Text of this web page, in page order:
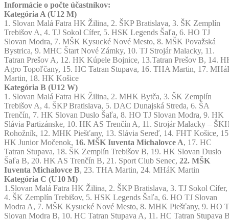
Informácie o počte účastníkov:
Kategória A (U12 M)
1. Slovan Malá Fatra HK Žilina, 2. ŠKP Bratislava, 3. ŠK Zemplín
Trebišov A, 4. TJ Sokol Cífer, 5. HSK Legends Šaľa, 6. HO TJ
Slovan Modra, 7. MŠK Kysucké Nové Mesto, 8. MŠK Považská
Bystrica, 9. MHC Štart Nové Zámky, 10. TJ Strojár Malacky, 11.
Tatran Prešov A, 12. HK Kúpele Bojnice, 13.Tatran Prešov B, 14.
Agro Topoľčany, 15. HC Tatran Stupava, 16. THA Martin, 17.
Martin, 18. HK Košice
Kategória B (U12 W)
1. Slovan Malá Fatra HK Žilina, 2. MHK Bytča, 3. ŠK Zemplín
Trebišov A, 4. ŠKP Bratislava, 5. DAC Dunajská Streda, 6. ŠA
Trenčín, 7. HK Slovan Duslo Šaľa, 8. HO TJ Slovan Modra, 9. HK
Slávia Partizánske, 10. HK AS Trenčín A, 11. Strojár Malacky –
Rohožník, 12. MHK Piešťany, 13. Slávia Sereď, 14. FHT Košice,
HK Junior Močenok, 16. MŠK Iuventa Michalovce A, 17. HC
Tatran Stupava, 18. ŠK Zemplín Trebišov B, 19. HK Slovan Duslo
Šaľa B, 20. HK AS Trenčín B, 21. Sport Club Senec, 22. MŠK
Iuventa Michalovce B, 23. THA Martin, 24. MHáK Martin
Kategória C (U10 M)
1.Slovan Malá Fatra HK Žilina, 2. ŠKP Bratislava, 3. TJ Sokol Cífer,
4. ŠK Zemplín Trebišov, 5. HSK Legends Šaľa, 6. HO TJ Slovan
Modra A, 7. MŠK Kysucké Nové Mesto, 8. MHK Piešťany, 9. HO
Slovan Modra B, 10. HC Tatran Stupava A, 11. HC Tatran Stupava